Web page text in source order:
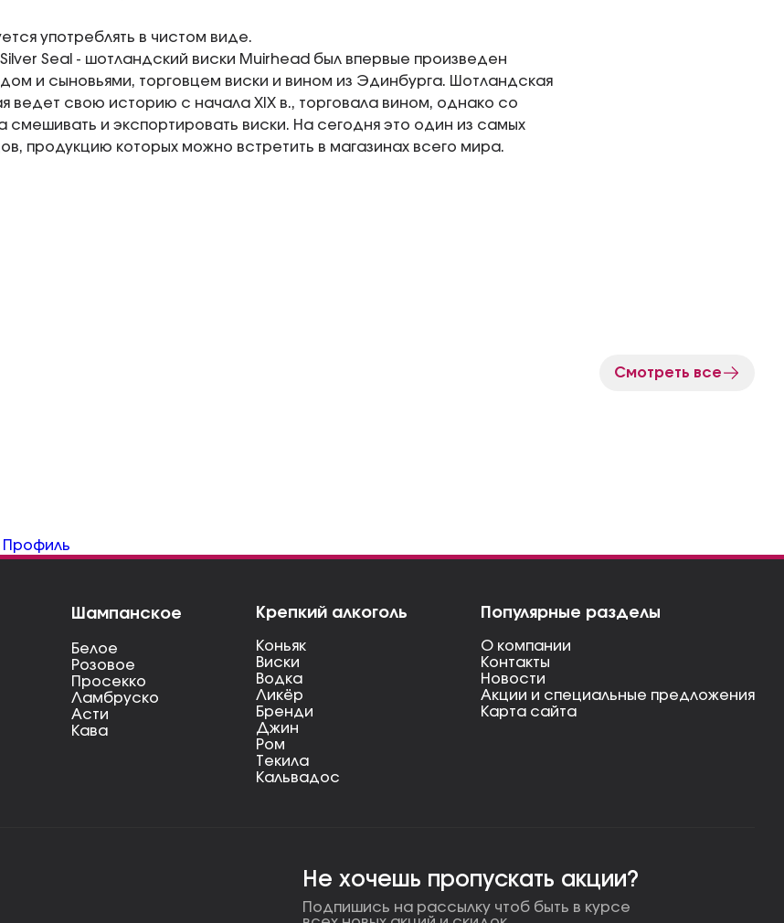
употреблять в чистом виде.
Seal - шотландский виски Muirhead был впервые произведен
и сыновьями, торговцем виски и вином из Эдинбурга. Шотландская
ведет свою историю с начала XIX в., торговала вином, однако со
смешивать и экспортировать виски. На сегодня это один из самых
продукцию которых можно встретить в магазинах всего мира.
Смотреть все
Профиль
Шампанское
Белое
Розовое
Просекко
Ламбруско
Асти
Кава
Крепкий алкоголь
Коньяк
Виски
Водка
Ликёр
Бренди
Джин
Ром
Текила
Кальвадос
Популярные разделы
О компании
Контакты
Новости
Акции и специальные предложения
Карта сайта
Не хочешь пропускать акции?
Подпишись на рассылку чтоб быть в курсе